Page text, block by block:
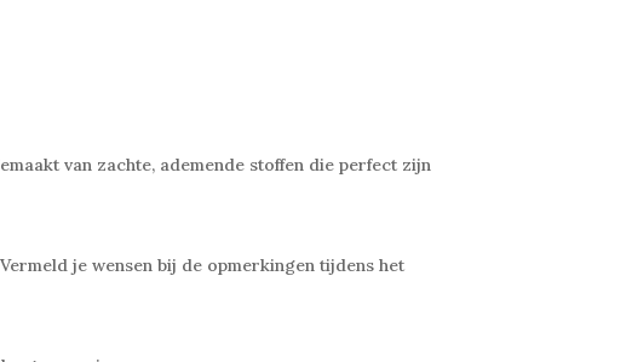
van zachte, ademende stoffen die perfect zijn
je wensen bij de opmerkingen tijdens het